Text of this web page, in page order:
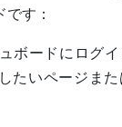
す：
ボードにログ
たいページま